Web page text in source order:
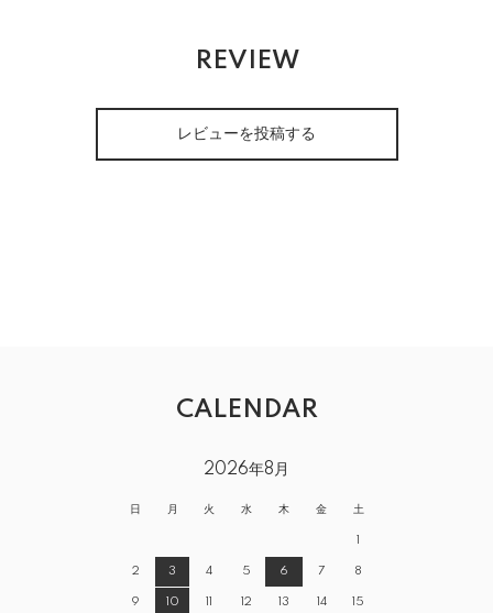
REVIEW
レビューを投稿する
CALENDAR
2026年8月
日 月 火 水 木 金 土
1
2 3 4 5 6 7 8
9 10 11 12 13 14 15